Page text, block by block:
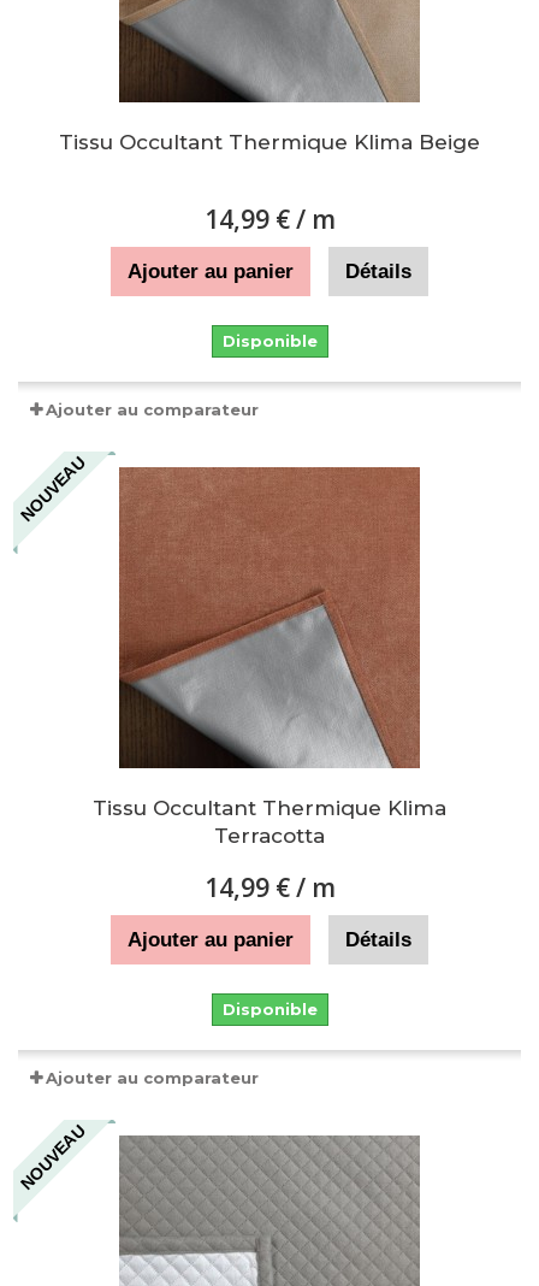
Tissu Occultant Thermique Klima Beige
14,99 €/ m
Ajouter au panier Détails
Disponible
Ajouter au comparateur
NOUVEAU
Tissu Occultant Thermique Klima
Terracotta
14,99 €/ m
Ajouter au panier Détails
Disponible
Ajouter au comparateur
NOUVEAU